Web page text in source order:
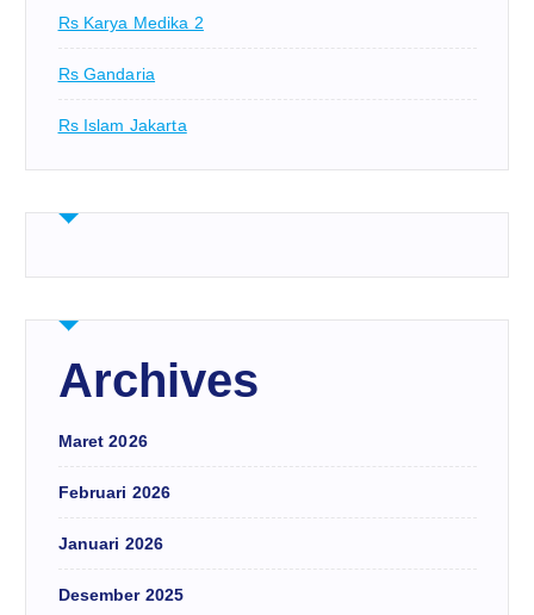
Rs Karya Medika 2
Rs Gandaria
Rs Islam Jakarta
Archives
Maret 2026
Februari 2026
Januari 2026
Desember 2025